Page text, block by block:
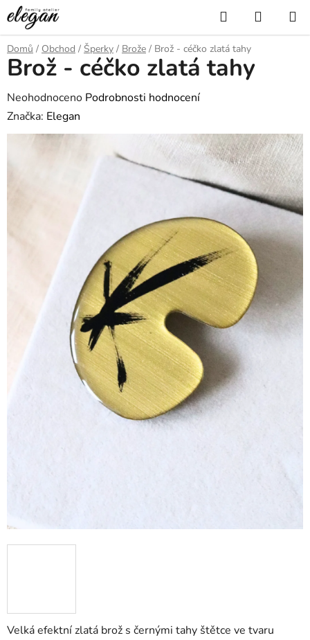
Přejít
na
obsah
Hledat
KOŠÍK
Domů / Obchod / Šperky / Brože / Brož - céčko zlatá tahy
Velká efektní zlatá brož s černými tahy štětce ve tvaru
Brož - céčko zlatá tahy
Průměrné
hodnocení
produktu
Neohodnoceno Podrobnosti hodnocení
Značka: Elegan